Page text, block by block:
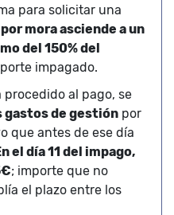
para solicitar una
mora asciende a un
del 150% del
impagado.
procedido al pago, se
gastos de gestión por
que antes de ese día
el día 11 del impago,
; importe que no
el plazo entre los